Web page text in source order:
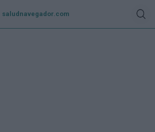
saludnavegador.com